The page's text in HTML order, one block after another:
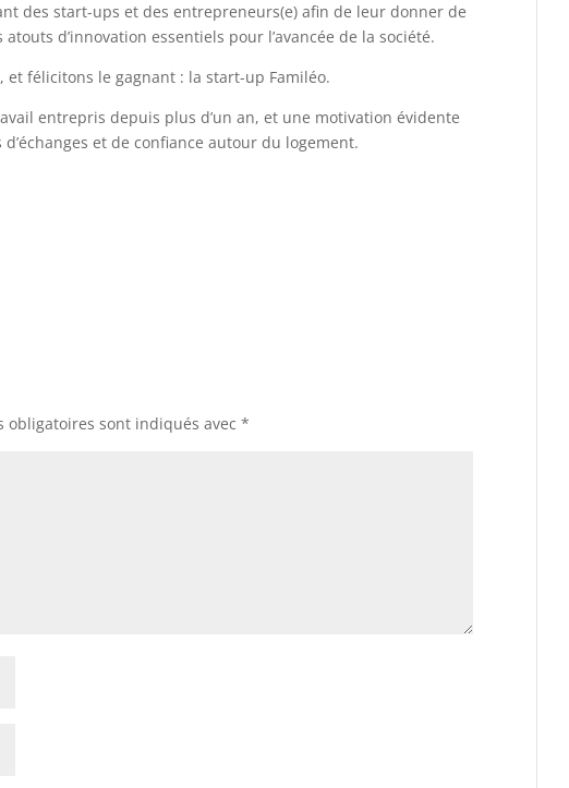
des start-ups et des entrepreneurs(e) afin de leur donner de
d’innovation essentiels pour l’avancée de la société.
félicitons le gagnant : la start-up Familéo.
entrepris depuis plus d’un an, et une motivation évidente
et de confiance autour du logement.
obligatoires sont indiqués avec*